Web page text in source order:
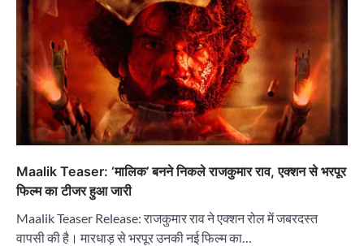
Maalik Teaser: ‘मालिक’ बनने निकले राजकुमार राव, एक्शन से भरपूर
फिल्म का टीजर हुआ जारी
Maalik Teaser Release: राजकुमार राव ने एक्शन रोल में जबरदस्त
वापसी की है। मारधाड़ से भरपूर उनकी नई फिल्म का…